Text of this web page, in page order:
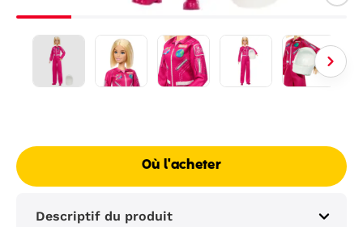
Où l'acheter
Descriptif du produit